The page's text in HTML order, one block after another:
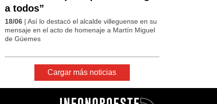
a todos”
18/06 | Así lo destacó el alcalde villeguense en su
mensaje en el acto de homenaje a Martín Miguel
de Güemes
Cargar más noticias